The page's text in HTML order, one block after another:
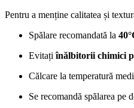
Pentru a menține calitatea și
Spălare recomandată la
Evitațiînălbitorii chimici
Călcare la temperatură
Se recomandă spălarea pe